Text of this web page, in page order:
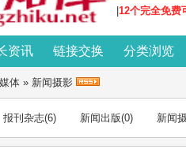
12个完全免费
资讯 链接交换 分类浏览
体 » 新闻摄影
报刊杂志(6) 新闻出版(0) 新闻